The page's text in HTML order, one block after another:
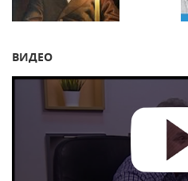
ВИДЕО